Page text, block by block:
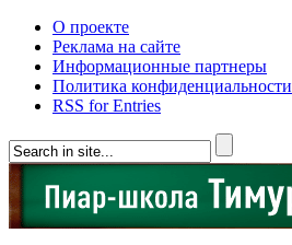
О проекте
Реклама на сайте
Информационные партнеры
Политика конфиденциальности
RSS for Entries